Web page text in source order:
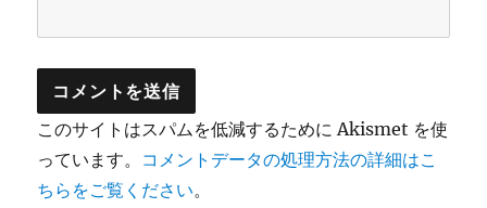
このサイトはスパムを低減するために Akismet を使
っています。 コメントデータの処理方法の詳細はこ
ちらをご覧ください。